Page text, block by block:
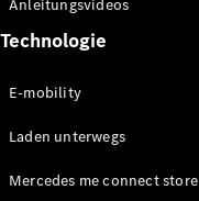
Anleitungsvideos
Technologie
E-mobility
Laden unterwegs
Mercedes me connect store